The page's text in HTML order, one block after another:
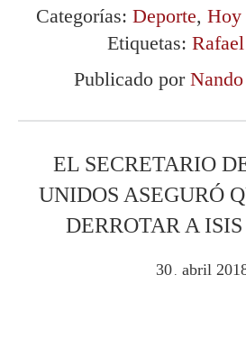
Categorías: Deporte, Hoy
Etiquetas:
Publicado por
EL SECRETARIO
UNIDOS ASEGURÓ
DERROTAR A
30 abril